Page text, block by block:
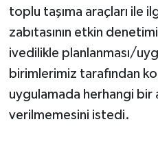
toplu taşıma araçları ile
zabıtasının etkin
ivedilikle planlanması/
birimlerimiz tarafından
uygulamada herhangi bir
verilmemesini istedi.